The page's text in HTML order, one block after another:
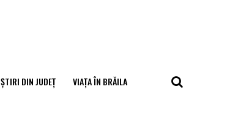
ȘTIRI DIN JUDEȚ VIAȚA ÎN BRĂILA